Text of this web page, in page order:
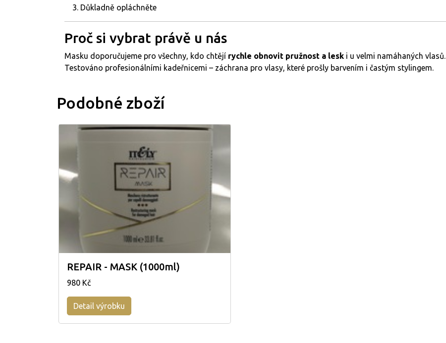
Důkladně opláchněte
Proč si vybrat právě u nás
Masku doporučujeme pro všechny, kdo chtějí rychle obnovit pružnost a lesk i u velmi namáhaných vlasů.
Testováno profesionálními kadeřnicemi – záchrana pro vlasy, které prošly barvením i častým stylingem.
Podobné zboží
REPAIR - MASK (1000ml)
980 Kč
Detail výrobku